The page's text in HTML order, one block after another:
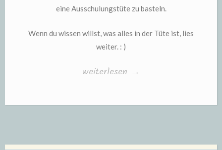
eine Ausschulungstüte zu basteln.
Wenn du wissen willst, was alles in der Tüte ist, lies
weiter. : )
„Schultüte
die
weiterlesen →